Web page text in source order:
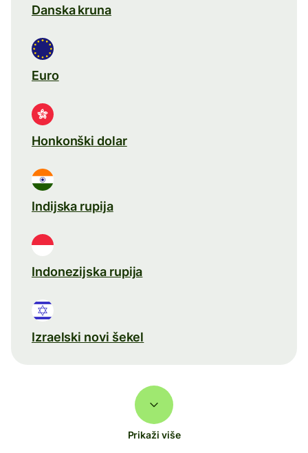
Danska kruna
Euro
Honkonški dolar
Indijska rupija
Indonezijska rupija
Izraelski novi šekel
Prikaži više